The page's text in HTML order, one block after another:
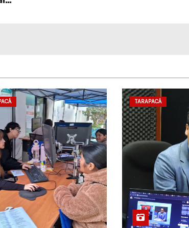
TARAPACÁ